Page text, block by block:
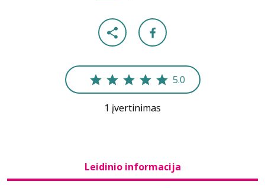
5.0
1 įvertinimas
Leidinio informacija